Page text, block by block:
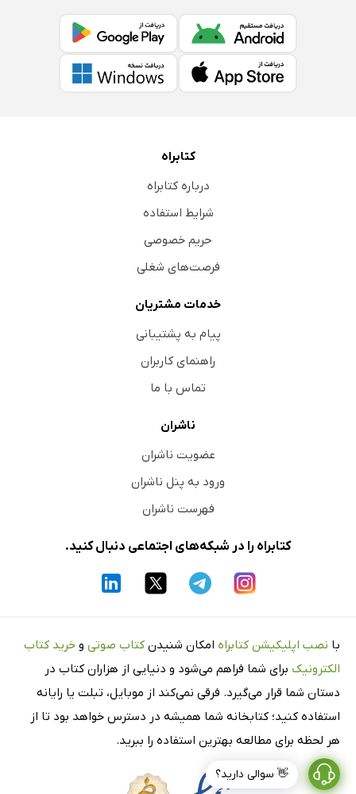
👋 سوالی دارید؟
کتابراه
درباره کتابراه
شرایط استفاده
حریم خصوصی
فرصت‌های شغلی
خدمات مشتریان
پیام به پشتیبانی
راهنمای کاربران
تماس با ما
ناشران
عضویت ناشران
ورود به پنل ناشران
فهرست ناشران
کتابراه را در شبکه‌های اجتماعی دنبال کنید.
با نصب اپلیکیشن کتابراه امکان شنیدن کتاب صوتی و خرید کتاب
الکترونیک برای شما فراهم می‌شود و دنیایی از هزاران کتاب در
دستان شما قرار می‌گیرد. فرقی نمی‌کند از موبایل، تبلت یا رایانه
استفاده کنید؛ کتابخانه شما همیشه در دسترس خواهد بود تا از
هر لحظه برای مطالعه بهترین استفاده را ببرید.